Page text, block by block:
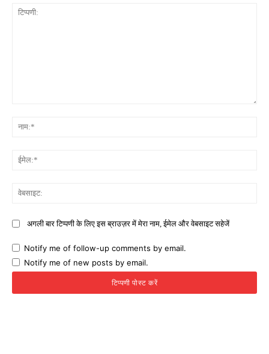
अगली बार टिप्पणी के लिए इस ब्राउज़र में मेरा नाम, ईमेल और वेबसाइट सहेजें
Notify me of follow-up comments by email.
Notify me of new posts by email.